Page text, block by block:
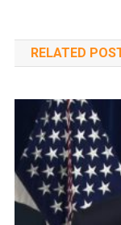
RELATED